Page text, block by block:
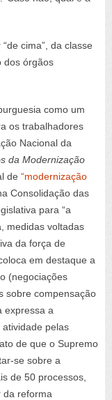
cima”, da classe
dos órgãos
como um
os trabalhadores
Nacional da
da Modernização
de “modernização
Consolidação das
para “a
medidas voltadas
da força de
em destaque a
(negociações
sobre compensação
expressa a
pelas
de que o Supremo
se sobre a
de 50 processos,
da reforma